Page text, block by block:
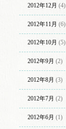
2012年12月 (4)
2012年11月 (6)
2012年10月 (5)
2012年9月 (2)
2012年8月 (3)
2012年7月 (2)
2012年6月 (1)